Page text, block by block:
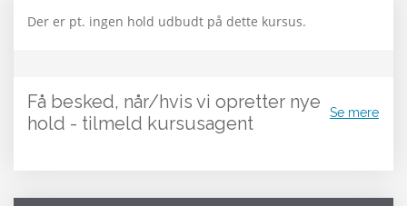
Der er pt. ingen hold udbudt på dette kursus.
Få besked, når/hvis vi opretter nye
hold - tilmeld kursusagent
Se mere